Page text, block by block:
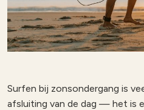
Surfen bij zonsondergang is
afsluiting van de dag — het is